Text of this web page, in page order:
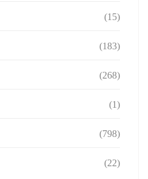
(15)
(183)
(268)
(1)
(798)
(22)